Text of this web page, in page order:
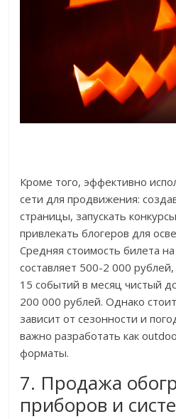
Кроме того, эффективно
сети для продвижения:
страницы, запускать
привлекать блогеров для
Средняя стоимость билета
составляет 500-2 000
15 событий в месяц чистый
200 000 рублей. Однако
зависит от сезонности и
важно разработать как
форматы.
7. Продажа
приборов и